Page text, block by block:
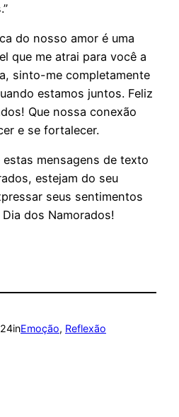
do nosso amor é uma
que me atrai para você a
sinto-me completamente
estamos juntos. Feliz
Que nossa conexão
e se fortalecer.
mensagens de texto
estejam do seu
seus sentimentos
dos Namorados!
inEmoção, Reflexão